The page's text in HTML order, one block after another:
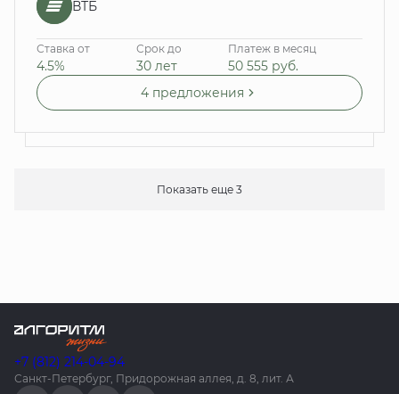
ВТБ
Ставка от
4.5%
Срок до
30 лет
Платеж в месяц
50 555 руб.
4 предложения
Показать еще 3
+7 (812) 214-04-94
Санкт-Петербург, Придорожная аллея, д. 8, лит. А